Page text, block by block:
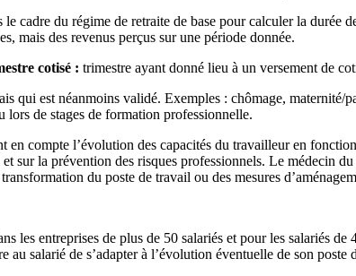
le cadre du régime de retraite de base pour calculer la
mais des revenus perçus sur une période donnée.
cotisé : trimestre ayant donné lieu à un versement de
qui est néanmoins validé. Exemples : chômage,
lors de stages de formation professionnelle.
en compte l’évolution des capacités du travailleur en
sur la prévention des risques professionnels. Le médecin
du poste de travail ou des mesures
les entreprises de plus de 50 salariés et pour les salariés
salarié de s’adapter à l’évolution éventuelle de son poste